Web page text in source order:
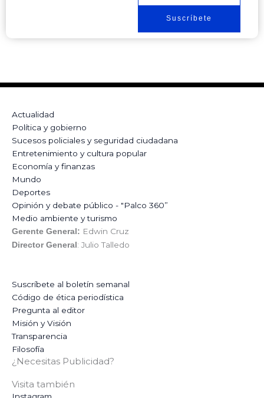
Suscríbete
Actualidad
Política y gobierno
Sucesos policiales y seguridad ciudadana
Entretenimiento y cultura popular
Economía y finanzas
Mundo
Deportes
Opinión y debate público - "Palco 360”
Medio ambiente y turismo
Gerente General: Edwin Cruz
Director General : Julio Talledo
Suscríbete al boletín semanal
Código de ética periodística
Pregunta al editor
Misión y Visión
Transparencia
Filosofía
¿Necesitas Publicidad?
Visita también